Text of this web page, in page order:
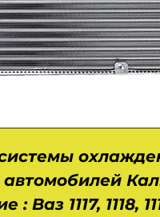
: Ваз 1117, 1118,